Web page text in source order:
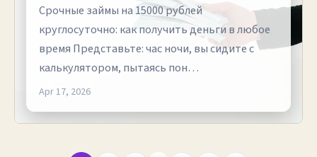
Срочные займы на 15000 рублей
круглосуточно: как получить деньги в любое
время Представьте: час ночи, вы сидите с
калькулятором, пытаясь пон…
Apr 17, 2026